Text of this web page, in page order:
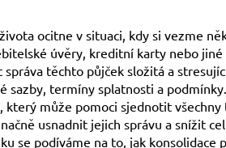
ocitne v situaci, kdy si vezme
úvěry, kreditní karty nebo jiné
správa těchto půjček složitá a
sazby, termíny splatnosti a
který může pomoci sjednotit
usnadnit jejich správu a snížit
se podíváme na to, jak konsolidace